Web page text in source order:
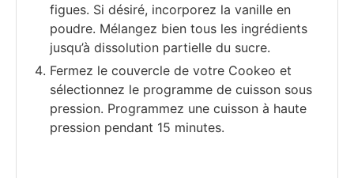
figues. Si désiré, incorporez la vanille en
poudre. Mélangez bien tous les ingrédients
jusqu’à dissolution partielle du sucre.
Fermez le couvercle de votre Cookeo et
sélectionnez le programme de cuisson sous
pression. Programmez une cuisson à haute
pression pendant 15 minutes.